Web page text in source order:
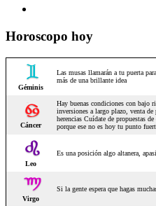
Horoscopo hoy